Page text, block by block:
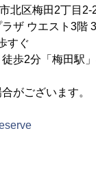
区梅田2丁目2-
ト3階
すぐ
「梅田駅」
ざいます。